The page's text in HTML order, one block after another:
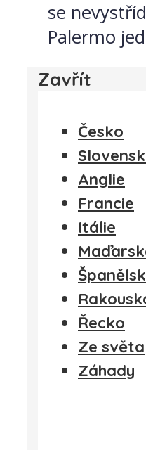
se
Palermo
Zavřít
Česko
Anglie
Francie
Itálie
Řecko
Ze světa
Záhady